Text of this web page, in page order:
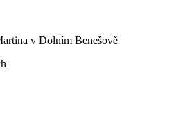
v Dolním Benešově